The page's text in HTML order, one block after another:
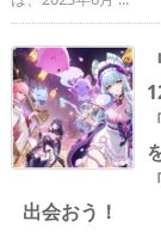
出会おう！